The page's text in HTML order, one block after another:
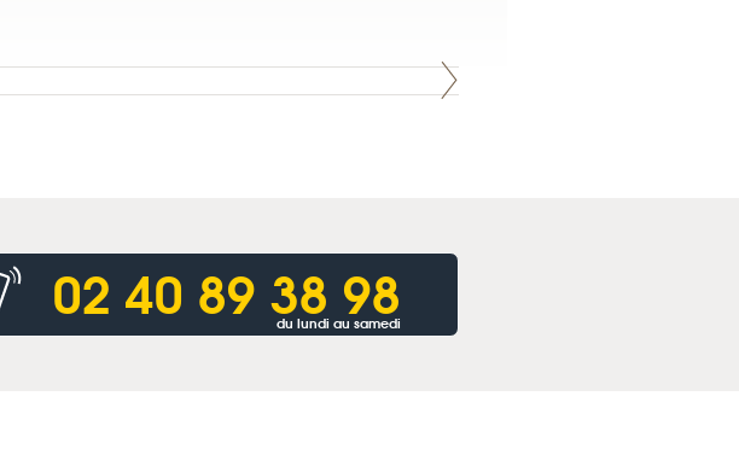
02 40 89 38 98
du lundi au samedi